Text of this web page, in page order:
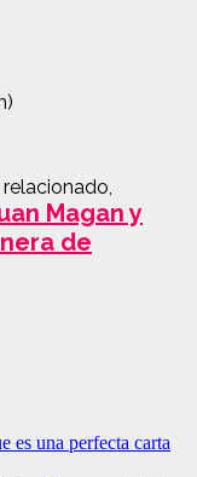
Magan y
de
es una perfecta carta